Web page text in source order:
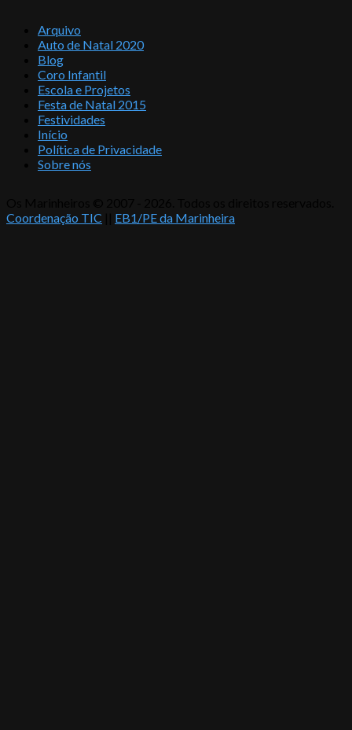
Arquivo
Auto de Natal 2020
Blog
Coro Infantil
Escola e Projetos
Festa de Natal 2015
Festividades
Início
Política de Privacidade
Sobre nós
Coordenação TIC
EB1/PE da Marinheira